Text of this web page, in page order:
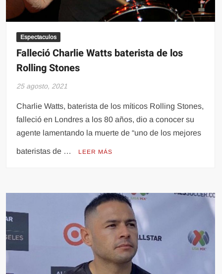
Espectaculos
Falleció Charlie Watts baterista de los
Rolling Stones
25 agosto, 2021
Charlie Watts, baterista de los míticos Rolling Stones,
falleció en Londres a los 80 años, dio a conocer su
agente lamentando la muerte de “uno de los mejores
bateristas de … LEER MÁS